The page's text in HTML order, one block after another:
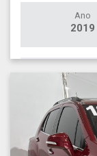
Ano
2019